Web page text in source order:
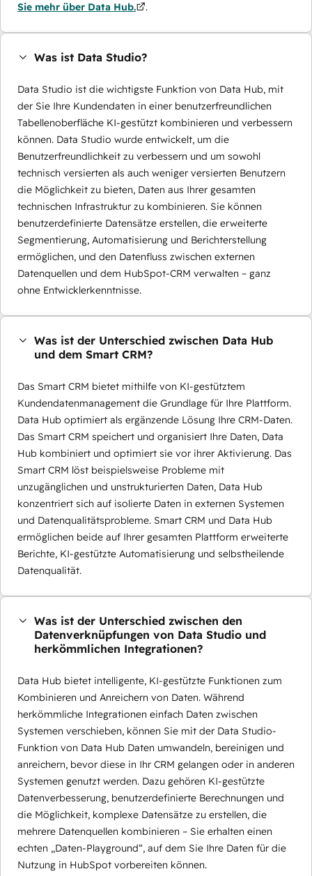
Sie mehr über Data Hub.
.
Was ist Data Studio?
Data Studio ist die wichtigste Funktion von Data Hub, mit
der Sie Ihre Kundendaten in einer benutzerfreundlichen
Tabellenoberfläche KI-gestützt kombinieren und verbessern
können. Data Studio wurde entwickelt, um die
Benutzerfreundlichkeit zu verbessern und um sowohl
technisch versierten als auch weniger versierten Benutzern
die Möglichkeit zu bieten, Daten aus Ihrer gesamten
technischen Infrastruktur zu kombinieren. Sie können
benutzerdefinierte Datensätze erstellen, die erweiterte
Segmentierung, Automatisierung und Berichterstellung
ermöglichen, und den Datenfluss zwischen externen
Datenquellen und dem HubSpot-CRM verwalten – ganz
ohne Entwicklerkenntnisse.
Was ist der Unterschied zwischen Data Hub
und dem Smart CRM?
Das Smart CRM bietet mithilfe von KI-gestütztem
Kundendatenmanagement die Grundlage für Ihre Plattform.
Data Hub optimiert als ergänzende Lösung Ihre CRM-Daten.
Das Smart CRM speichert und organisiert Ihre Daten, Data
Hub kombiniert und optimiert sie vor ihrer Aktivierung. Das
Smart CRM löst beispielsweise Probleme mit
unzugänglichen und unstrukturierten Daten, Data Hub
konzentriert sich auf isolierte Daten in externen Systemen
und Datenqualitätsprobleme. Smart CRM und Data Hub
ermöglichen beide auf Ihrer gesamten Plattform erweiterte
Berichte, KI-gestützte Automatisierung und selbstheilende
Datenqualität.
Was ist der Unterschied zwischen den
Datenverknüpfungen von Data Studio und
herkömmlichen Integrationen?
Data Hub bietet intelligente, KI-gestützte Funktionen zum
Kombinieren und Anreichern von Daten. Während
herkömmliche Integrationen einfach Daten zwischen
Systemen verschieben, können Sie mit der Data Studio-
Funktion von Data Hub Daten umwandeln, bereinigen und
anreichern, bevor diese in Ihr CRM gelangen oder in anderen
Systemen genutzt werden. Dazu gehören KI-gestützte
Datenverbesserung, benutzerdefinierte Berechnungen und
die Möglichkeit, komplexe Datensätze zu erstellen, die
mehrere Datenquellen kombinieren – Sie erhalten einen
echten „Daten-Playground“, auf dem Sie Ihre Daten für die
Nutzung in HubSpot vorbereiten können.